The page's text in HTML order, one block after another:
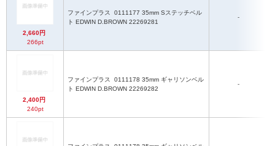
2,660円
266pt
ファインプラス
ト EDWIN D.BROWN 22269281
-
2,400円
240pt
ファインプラス
ト EDWIN D.BROWN 22269282
-